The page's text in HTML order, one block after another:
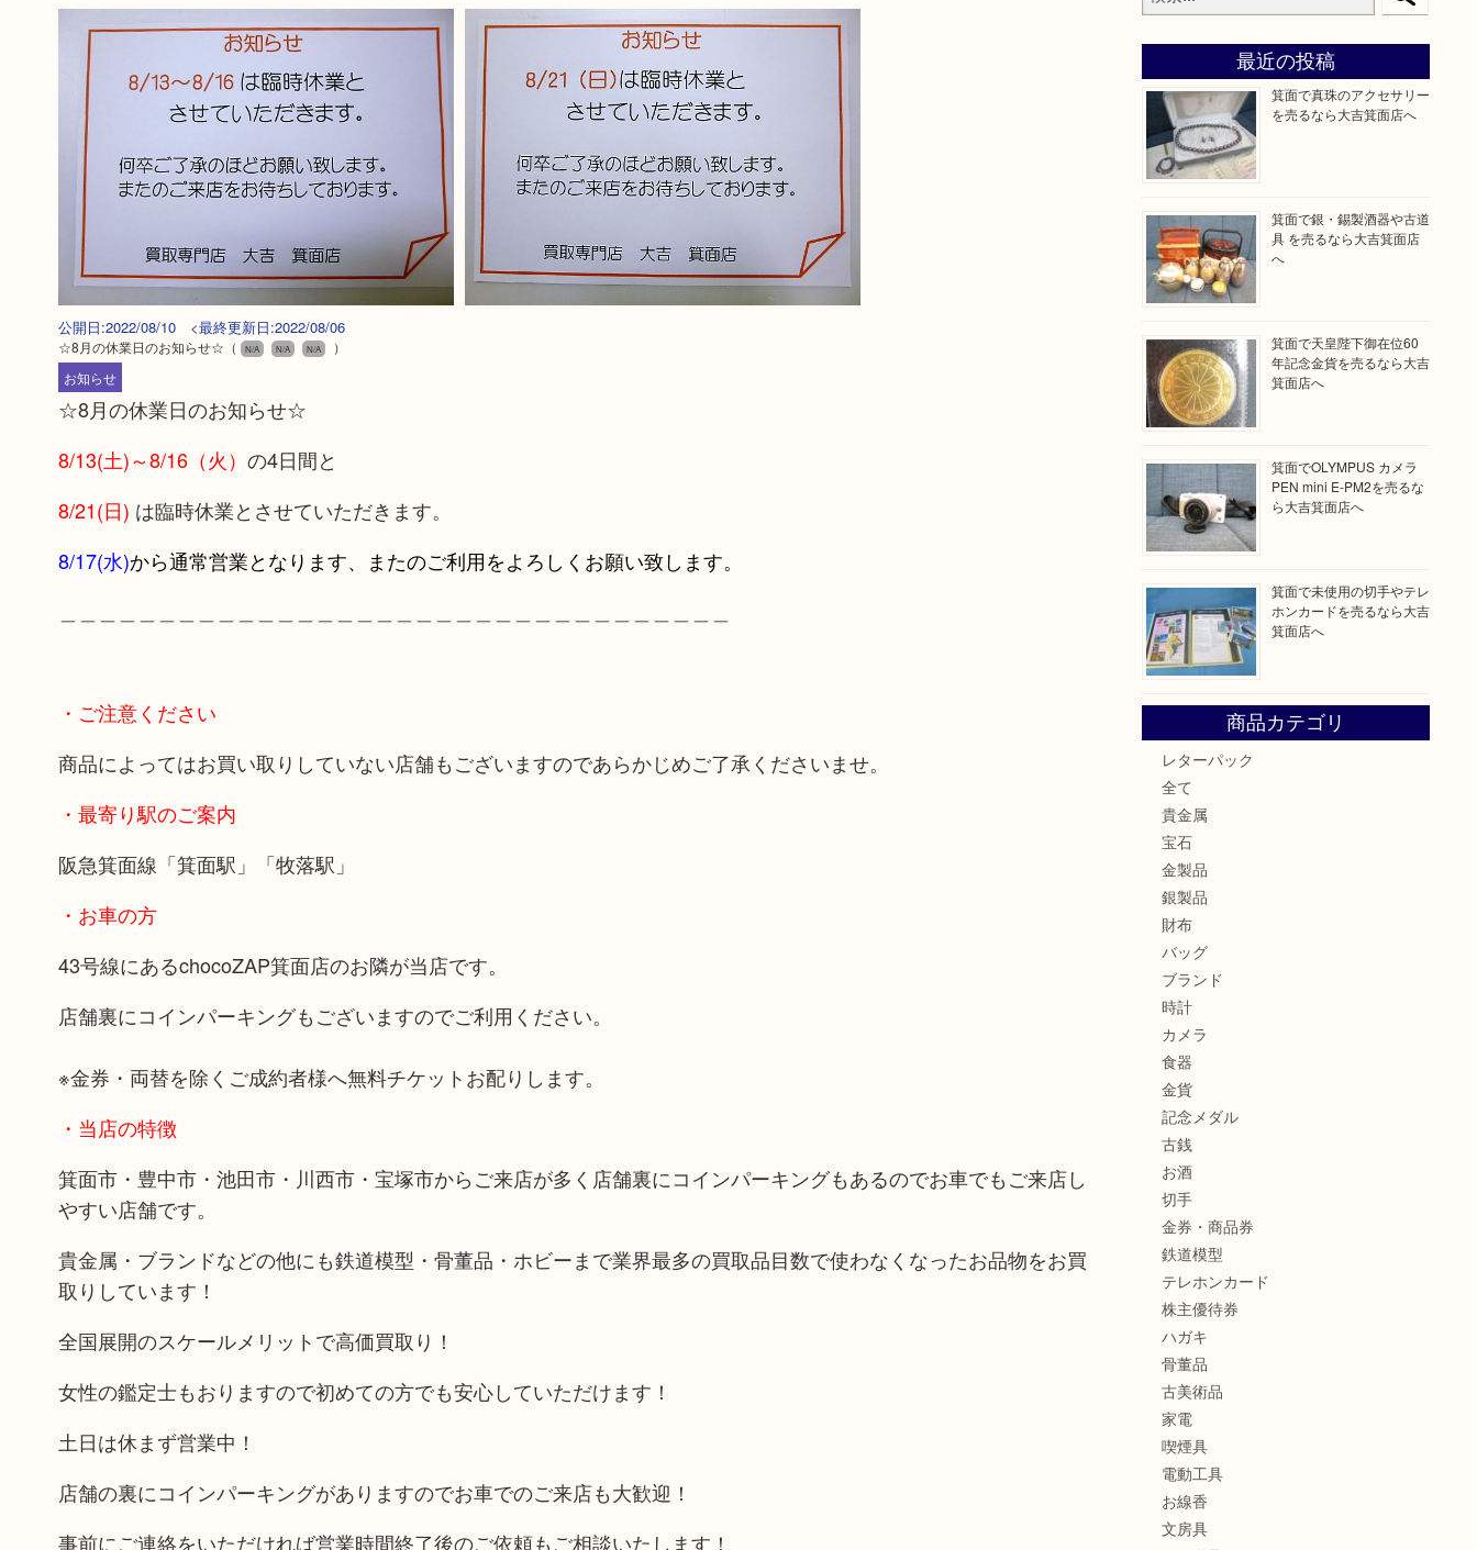
公開日:2022/08/10 <最終更新日:2022/08/06
☆8月の休業日のお知らせ☆ （ N/A N/A N/A
）
お知らせ
☆8月の休業日のお知らせ☆
8/13(土)～8/16（火） の4日間と
8/21(日) は臨時休業とさせていただきます。
8/17(水)から通常営業となります、またのご利用をよろしくお願い致します。
・ご注意ください
商品によってはお買い取りしていない店舗もございますのであらかじめご了承くださいませ。
・最寄り駅のご案内
阪急箕面線「箕面駅」「牧落駅」
・お車の方
43号線にあるchocoZAP箕面店のお隣が当店です。
店舗裏にコインパーキングもございますのでご利用ください。
※金券・両替を除くご成約者様へ無料チケットお配りします。
・当店の特徴
箕面市・豊中市・池田市・川西市・宝塚市からご来店が多く店舗裏にコインパーキングもあるのでお車でもご来店し
やすい店舗です。
貴金属・ブランドなどの他にも鉄道模型・骨董品・ホビーまで業界最多の買取品目数で使わなくなったお品物をお買
取りしています！
全国展開のスケールメリットで高価買取り！
女性の鑑定士もおりますので初めての方でも安心していただけます！
土日は休まず営業中！
店舗の裏にコインパーキングがありますのでお車でのご来店も大歓迎！
事前にご連絡をいただければ営業時間終了後のご依頼もご相談いたします！
最近の投稿
箕面で真珠のアクセサリー
を売るなら大吉箕面店へ
箕面で銀・錫製酒器や古道
具 を売るなら大吉箕面店
へ
箕面で天皇陛下御在位60
年記念金貨を売るなら大吉
箕面店へ
箕面でOLYMPUS カメラ
PEN mini E-PM2を売るな
ら大吉箕面店へ
箕面で未使用の切手やテレ
ホンカードを売るなら大吉
箕面店へ
商品カテゴリ
レターパック
全て
貴金属
宝石
金製品
銀製品
財布
バッグ
ブランド
時計
カメラ
食器
金貨
記念メダル
古銭
お酒
切手
金券・商品券
鉄道模型
テレホンカード
株主優待券
ハガキ
骨董品
古美術品
家電
喫煙具
電動工具
お線香
文房具